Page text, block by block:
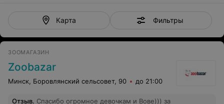
Карта Фильтры
ЗООМАГАЗИН
Zoobazar
Минск, Боровлянский сельсовет, 90 до 21:00
Отзыв. Спасибо огромное девочкам и Вове))) за